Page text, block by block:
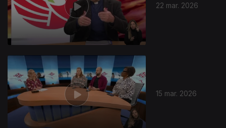
22 mar. 2026
15 mar. 2026